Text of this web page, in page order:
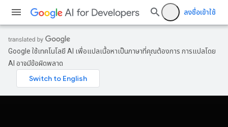
ลงชื่อเข้าใช้
Google ใช้เทคโนโลยี AI เพื่อแปลเนื้อหาเป็นภาษาที่คุณต้องการ การแปลโดย
AI อาจมีข้อผิดพลาด